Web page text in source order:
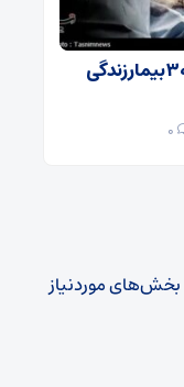
اهدای اعضای کودک ۶ ساله دامغانی به ۳ بیمار زندگی
۰
بخش‌های موردنیاز